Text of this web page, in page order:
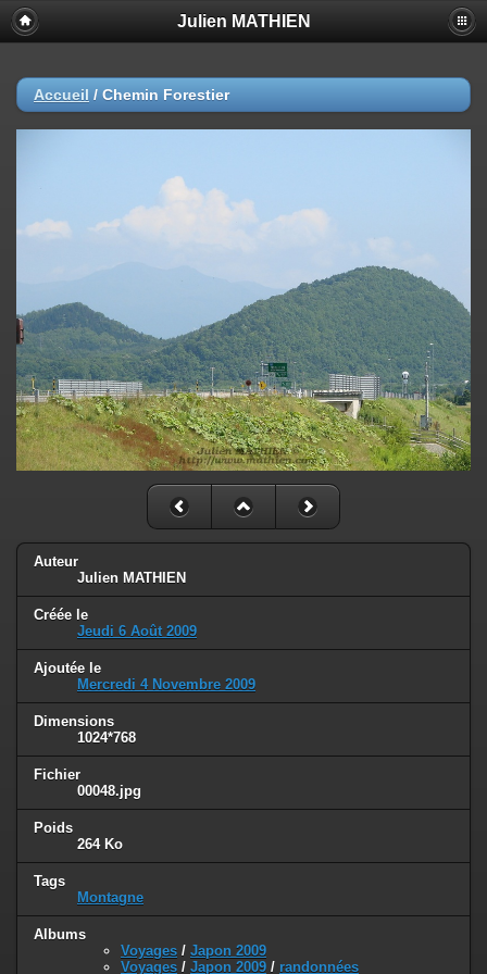
Julien MATHIEN
Accueil / Chemin Forestier
Auteur
Julien MATHIEN
Créée le
Jeudi 6 Août 2009
Ajoutée le
Mercredi 4 Novembre 2009
Dimensions
1024*768
Fichier
00048.jpg
Poids
264 Ko
Tags
Montagne
Albums
Voyages / Japon 2009
Voyages / Japon 2009 / randonnées